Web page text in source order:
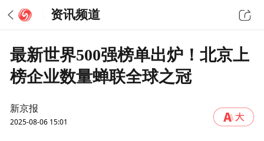
资讯频道
最新世界500强榜单出炉！北京上
榜企业数量蝉联全球之冠
新京报
2025-08-06 15:01